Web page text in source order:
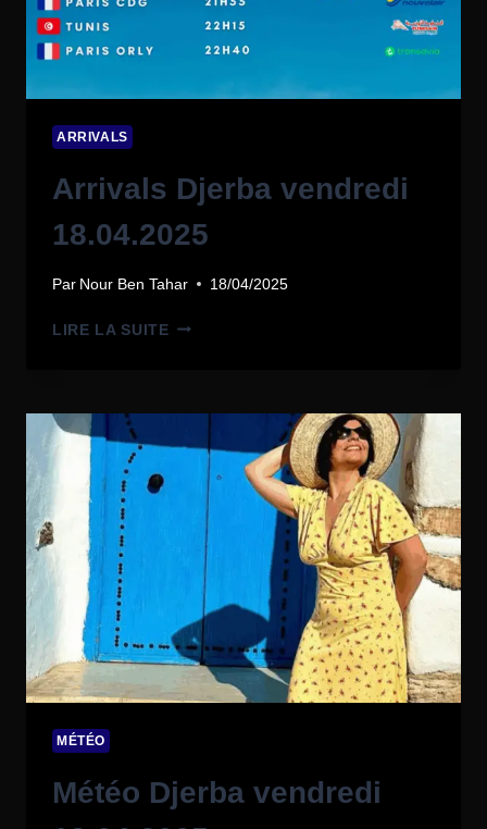
ARRIVALS
Arrivals Djerba vendredi
18.04.2025
Par Nour Ben Tahar 18/04/2025
LIRE LA SUITE
MÉTÉO
Météo Djerba vendredi